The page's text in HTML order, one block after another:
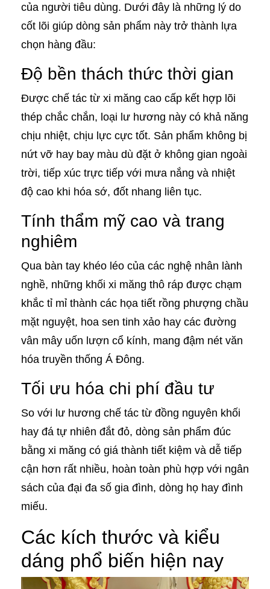
của người tiêu dùng. Dưới đây là những lý do
cốt lõi giúp dòng sản phẩm này trở thành lựa
chọn hàng đầu:
Độ bền thách thức thời gian
Được chế tác từ xi măng cao cấp kết hợp lõi
thép chắc chắn, loại lư hương này có khả năng
chịu nhiệt, chịu lực cực tốt. Sản phẩm không bị
nứt vỡ hay bay màu dù đặt ở không gian ngoài
trời, tiếp xúc trực tiếp với mưa nắng và nhiệt
độ cao khi hóa sớ, đốt nhang liên tục.
Tính thẩm mỹ cao và trang
nghiêm
Qua bàn tay khéo léo của các nghệ nhân lành
nghề, những khối xi măng thô ráp được chạm
khắc tỉ mỉ thành các họa tiết rồng phượng chầu
mặt nguyệt, hoa sen tinh xảo hay các đường
vân mây uốn lượn cổ kính, mang đậm nét văn
hóa truyền thống Á Đông.
Tối ưu hóa chi phí đầu tư
So với lư hương chế tác từ đồng nguyên khối
hay đá tự nhiên đắt đỏ, dòng sản phẩm đúc
bằng xi măng có giá thành tiết kiệm và dễ tiếp
cận hơn rất nhiều, hoàn toàn phù hợp với ngân
sách của đại đa số gia đình, dòng họ hay đình
miếu.
Các kích thước và kiểu
dáng phổ biến hiện nay